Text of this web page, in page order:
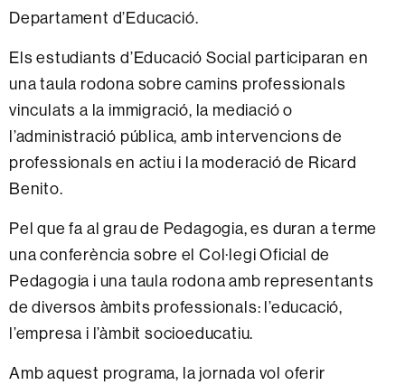
Departament d’Educació.
Els estudiants d’Educació Social participaran en
una taula rodona sobre camins professionals
vinculats a la immigració, la mediació o
l’administració pública, amb intervencions de
professionals en actiu i la moderació de Ricard
Benito.
Pel que fa al grau de Pedagogia, es duran a terme
una conferència sobre el Col·legi Oficial de
Pedagogia i una taula rodona amb representants
de diversos àmbits professionals: l’educació,
l’empresa i l’àmbit socioeducatiu.
Amb aquest programa, la jornada vol oferir